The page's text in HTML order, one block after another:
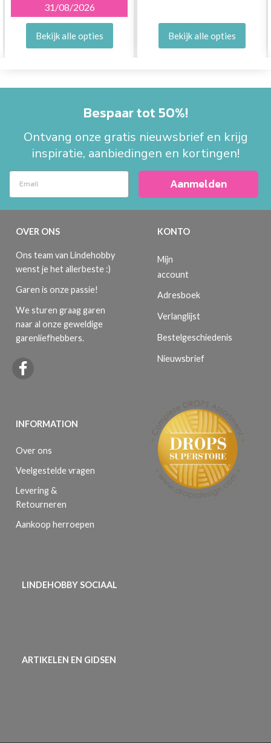
31/08/2026
Bekijk alle opties Bekijk alle opties
Bespaar tot 50%!
Ontvang onze gratis nieuwsbrief en krijg
inspiratie, aanbiedingen en kortingen!
Aanmelden
OVER ONS
Ons team van Lindehobby
wenst je het allerbeste :)
Garen is onze passie!
We sturen graag garen
naar al onze geweldige
garenliefhebbers.
INFORMATION
Over ons
Veelgestelde vragen
Levering &
Retourneren
Aankoop herroepen
KONTO
Mijn
account
Adresboek
Verlanglijst
Bestelgeschiedenis
Nieuwsbrief
LINDEHOBBY SOCIAAL
ARTIKELEN EN GIDSEN